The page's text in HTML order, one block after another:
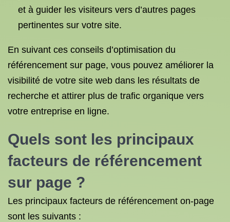
et à guider les visiteurs vers d’autres pages
pertinentes sur votre site.
En suivant ces conseils d’optimisation du
référencement sur page, vous pouvez améliorer la
visibilité de votre site web dans les résultats de
recherche et attirer plus de trafic organique vers
votre entreprise en ligne.
Quels sont les principaux
facteurs de référencement
sur page ?
Les principaux facteurs de référencement on-page
sont les suivants :